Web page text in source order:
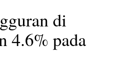
di
4.6% pada